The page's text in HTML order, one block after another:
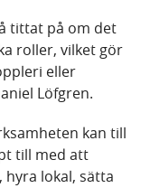
tittat på om det
roller, vilket gör
eller
Löfgren.
kan till
till med att
lokal, sätta